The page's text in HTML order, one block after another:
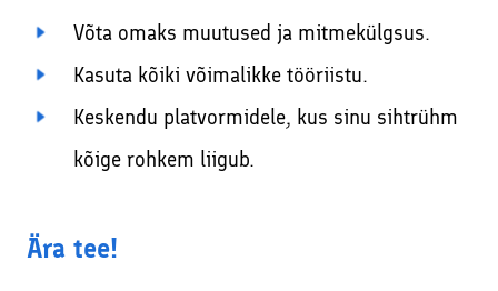
Võta omaks muutused ja mitmekülgsus.
Kasuta kõiki võimalikke tööriistu.
Keskendu platvormidele, kus sinu sihtrühm
kõige rohkem liigub.
Ära tee!